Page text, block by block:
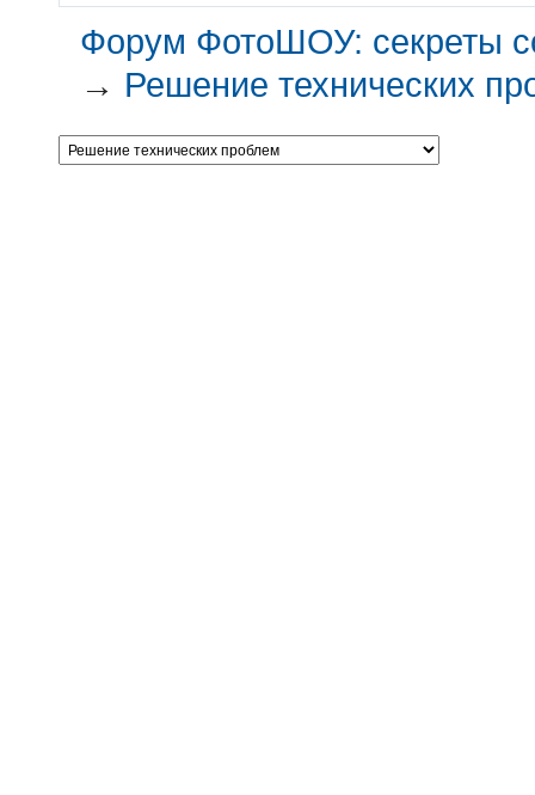
Форум ФотоШОУ: секреты
→ Решение технических